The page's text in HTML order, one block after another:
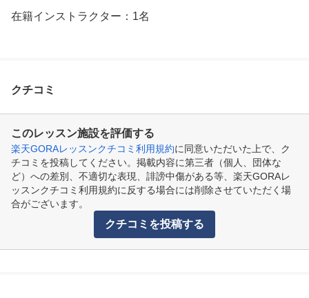
在籍インストラクター：1名
クチコミ
このレッスン施設を評価する
楽天GORAレッスンクチコミ利用規約に同意いただいた上で、ク
チコミを投稿してください。掲載内容に第三者（個人、団体な
ど）への差別、不適切な表現、誹謗中傷がある等、楽天GORAレ
ッスンクチコミ利用規約に反する場合には削除させていただく場
合がございます。
クチコミを投稿する